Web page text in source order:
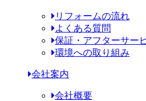
リフォームの流れ
よくある質問
保証・アフターサー
環境への取り組み
会社案内
会社概要